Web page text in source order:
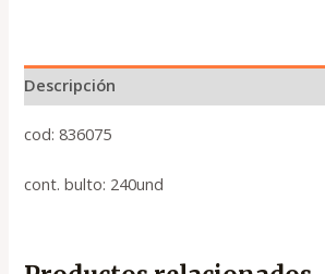
Descripción
cod: 836075
cont. bulto: 240und